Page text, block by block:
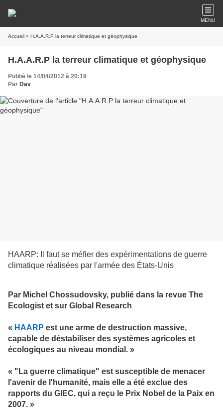
MENU
Accueil » H.A.A.R.P la terreur climatique et géophysique
H.A.A.R.P la terreur climatique et géophysique
Publié le 14/04/2012 à 20:19
Par Dav
HAARP: Il faut se méfier des expérimentations de guerre
climatique réalisées par l'armée des États-Unis
Par Michel Chossudovsky, publié dans la revue The
Ecologist et sur Global Research
« HAARP est une arme de destruction massive,
capable de déstabiliser des systèmes agricoles et
écologiques au niveau mondial. »
« "La guerre climatique" est susceptible de menacer
l'avenir de l'humanité, mais elle a été exclue des
rapports du GIEC, qui a reçu le Prix Nobel de la Paix en
2007. »